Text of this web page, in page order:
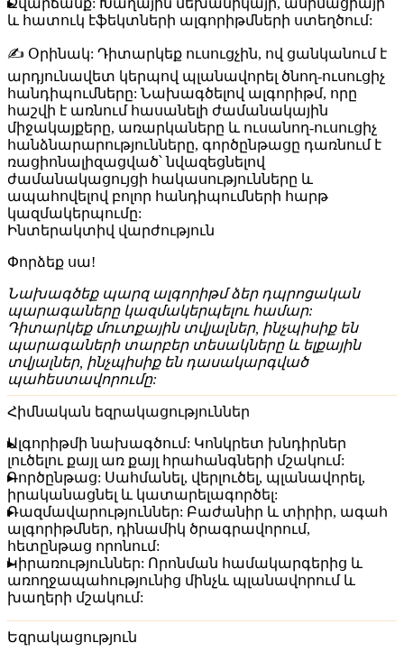
և հատուկ էֆեկտների ալգորիթմների ստեղծում:
✍️ Օրինակ: Դիտարկեք ուսուցչին, ով ցանկանում է
արդյունավետ կերպով պլանավորել ծնող-ուսուցիչ
հանդիպումները: Նախագծելով ալգորիթմ, որը
հաշվի է առնում հասանելի ժամանակային
միջակայքերը, առարկաները և ուսանող-ուսուցիչ
հանձնարարությունները, գործընթացը դառնում է
ռացիոնալիզացված՝ նվազեցնելով
ժամանակացույցի հակասությունները և
ապահովելով բոլոր հանդիպումների հարթ
կազմակերպումը:
Ինտերակտիվ վարժություն
Փորձեք սա!
Նախագծեք պարզ ալգորիթմ ձեր դպրոցական
պարագաները կազմակերպելու համար:
Դիտարկեք մուտքային տվյալներ, ինչպիսիք են
պարագաների տարբեր տեսակները և ելքային
տվյալներ, ինչպիսիք են դասակարգված
պահեստավորումը:
Հիմնական եզրակացություններ
Ալգորիթմի նախագծում: Կոնկրետ խնդիրներ
լուծելու քայլ առ քայլ հրահանգների մշակում:
Գործընթաց: Սահմանել, վերլուծել, պլանավորել,
իրականացնել և կատարելագործել:
Ռազմավարություններ: Բաժանիր և տիրիր, ագահ
ալգորիթմներ, դինամիկ ծրագրավորում,
հետընթաց որոնում:
Կիրառություններ: Որոնման համակարգերից և
առողջապահությունից մինչև պլանավորում և
խաղերի մշակում:
Եզրակացություն